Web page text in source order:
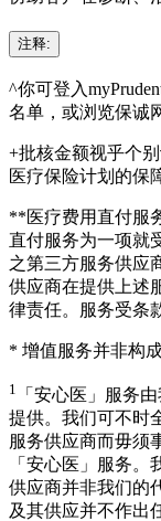
注释:
^你可登入
名单，或浏览保诚
+批核金额视乎个
医疗保险计划的保
**医疗费用直付服
直付服务为一项就
之第三方服务供应
供应商在提供上述
律责任。服务受条
* 增值服务并非构
1
「安心医」服务
提供。我们可不时
服务供应商而毋须
「安心医」服务
供应商并非我们的
及其供应并不作出